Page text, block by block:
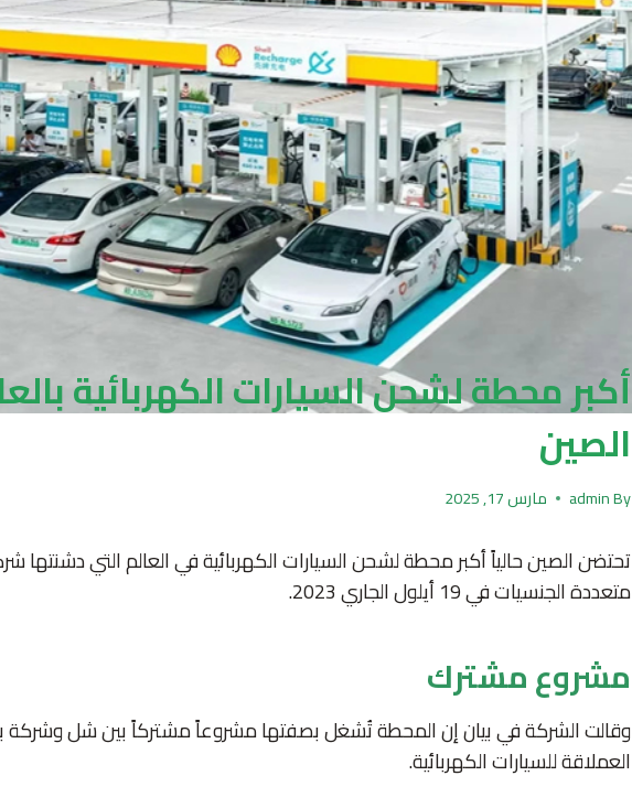
أكبر محطة لشحن السيارات الكهربائية
الصين
By
admin مارس 17, 2025
تحتضن الصين حالياً أكبر محطة لشحن السيارات الكهربائية في العالم التي دشنتها
متعددة الجنسيات في 19 أيلول الجاري 2023.
مشروع مشترك
وقالت الشركة في بيان إن المحطة تُشغل بصفتها مشروعاً مشتركاً بين شل وشركة
العملاقة للسيارات الكهربائية.